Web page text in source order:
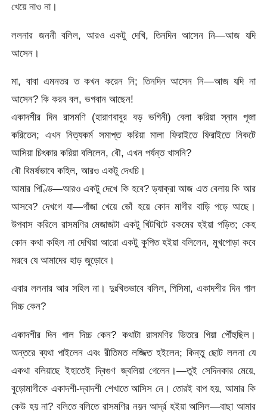
খেয়ে নাও না।
ললনার জননী বলিল, আরও একটু দেখি, তিনদিন আসেন নি—আজ যদি
আসেন।
মা, বাবা এমনতর ত কখন করেন নি; তিনদিন আসেন নি—আজ যদি না
আসেন? কি করব বল, ভগবান আছেন!
একাদশীর দিন রাসমণি (হারাণবাবুর বড় ভগিনী) বেলা করিয়া স্নান পূজা
করিতেন; এখন নিত্যকর্ম সমাপ্ত করিয়া মালা ফিরাইতে ফিরাইতে নিকটে
আসিয়া চিৎকার করিয়া বলিলেন, বৌ, এখন পর্যন্ত খাসনি?
বৌ বিমর্ষভাবে কহিল, আরও একটু দেখচি।
আমার পিণ্ডি—আরও একটু দেখে কি হবে? ড্যাক্‌রা আজ এত বেলায় কি আর
আসবে? দেখগে যা—গাঁজা খেয়ে ভোঁ হয়ে কোন মাগীর বাড়ি পড়ে আছে।
উপবাস করিলে রাসমণির মেজাজটা একটু খিটখিটে রকমের হইয়া পড়িত; কেহ
কোন কথা কহিল না দেখিয়া আরো একটু কুপিত হইয়া বলিলেন, মুখপোড়া কবে
মরবে যে আমাদের হাড় জুড়োবে।
এবার ললনার আর সহিল না। দুঃখিতভাবে বলিল, পিসিমা, একাদশীর দিন গাল
দিচ্চ কেন?
একাদশীর দিন গাল দিচ্চ কেন? কথাটা রাসমণির ভিতরে গিয়া পৌঁহুছিল।
অন্তরে ব্যথা পাইলেন এবং রীতিমত লজ্জিত হইলেন; কিন্তু ছোট ললনা যে
একথা বলিয়াছে ইহাতেই দ্বিগুণ জ্বলিয়া গেলেন।—তুই সেদিনকার মেয়ে,
বুড়োমাগীকে একাদশী-দ্বাদশী শেখাতে আসিস নে। তোরই বাপ হয়, আমার কি
কেউ হয় না? বলিতে বলিতে রাসমণির নয়ন আর্দ্র হইয়া আসিল—বাছা আমার